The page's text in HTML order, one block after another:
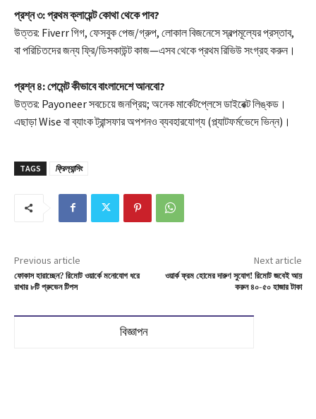
প্রশ্ন ৩: প্রথম ক্লায়েন্ট কোথা থেকে পাব?
উত্তর: Fiverr গিগ, ফেসবুক পেজ/গ্রুপ, লোকাল বিজনেসে স্বল্পমূল্যের প্রস্তাব,
বা পরিচিতদের জন্য ফ্রি/ডিসকাউন্ট কাজ—এসব থেকে প্রথম রিভিউ সংগ্রহ করুন।
প্রশ্ন ৪: পেমেন্ট কীভাবে বাংলাদেশে আনবো?
উত্তর: Payoneer সবচেয়ে জনপ্রিয়; অনেক মার্কেটপ্লেসে ডাইরেক্ট লিঙ্কড।
এছাড়া Wise বা ব্যাংক ট্রান্সফার অপশনও ব্যবহারযোগ্য (প্ল্যাটফর্মভেদে ভিন্ন)।
TAGS ফ্রিল্যান্সিং
Previous article
ফোকাস হারাচ্ছেন? রিমোট ওয়ার্কে মনোযোগ ধরে
রাখার ৮টি প্রুভেন টিপস
Next article
ওয়ার্ক ফ্রম হোমের দারুণ সুযোগ! রিমোট জবেই আয়
করুন ৪০-৫০ হাজার টাকা
বিজ্ঞাপন